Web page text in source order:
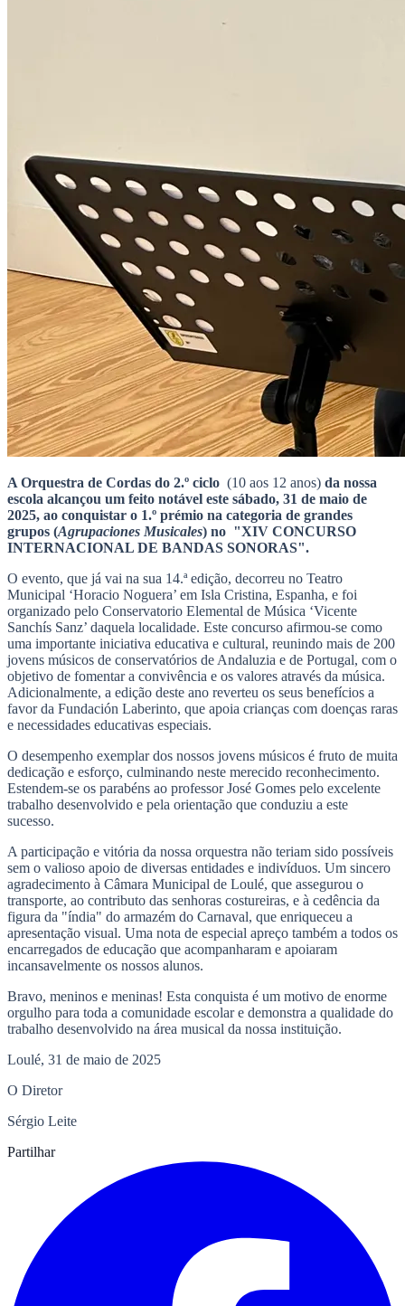
A Orquestra de Cordas do 2.º ciclo (10 aos 12 anos) da nossa
escola alcançou um feito notável este sábado, 31 de maio de
2025, ao conquistar o 1.º prémio na categoria de grandes
grupos (Agrupaciones Musicales) no "XIV CONCURSO
INTERNACIONAL DE BANDAS SONORAS".
O evento, que já vai na sua 14.ª edição, decorreu no Teatro
Municipal ‘Horacio Noguera’ em Isla Cristina, Espanha, e foi
organizado pelo Conservatorio Elemental de Música ‘Vicente
Sanchís Sanz’ daquela localidade. Este concurso afirmou-se como
uma importante iniciativa educativa e cultural, reunindo mais de 200
jovens músicos de conservatórios de Andaluzia e de Portugal, com o
objetivo de fomentar a convivência e os valores através da música.
Adicionalmente, a edição deste ano reverteu os seus benefícios a
favor da Fundación Laberinto, que apoia crianças com doenças raras
e necessidades educativas especiais.
O desempenho exemplar dos nossos jovens músicos é fruto de muita
dedicação e esforço, culminando neste merecido reconhecimento.
Estendem-se os parabéns ao professor José Gomes pelo excelente
trabalho desenvolvido e pela orientação que conduziu a este
sucesso.
A participação e vitória da nossa orquestra não teriam sido possíveis
sem o valioso apoio de diversas entidades e indivíduos. Um sincero
agradecimento à Câmara Municipal de Loulé, que assegurou o
transporte, ao contributo das senhoras costureiras, e à cedência da
figura da "índia" do armazém do Carnaval, que enriqueceu a
apresentação visual. Uma nota de especial apreço também a todos os
encarregados de educação que acompanharam e apoiaram
incansavelmente os nossos alunos.
Bravo, meninos e meninas! Esta conquista é um motivo de enorme
orgulho para toda a comunidade escolar e demonstra a qualidade do
trabalho desenvolvido na área musical da nossa instituição.
Loulé, 31 de maio de 2025
O Diretor
Sérgio Leite
Partilhar